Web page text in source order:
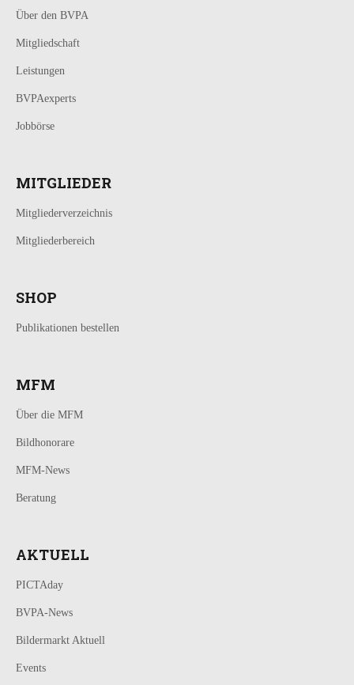
Über den BVPA
Mitgliedschaft
Leistungen
BVPAexperts
Jobbörse
MITGLIEDER
Mitgliederverzeichnis
Mitgliederbereich
SHOP
Publikationen bestellen
MFM
Über die MFM
Bildhonorare
MFM-News
Beratung
AKTUELL
PICTAday
BVPA-News
Bildermarkt Aktuell
Events